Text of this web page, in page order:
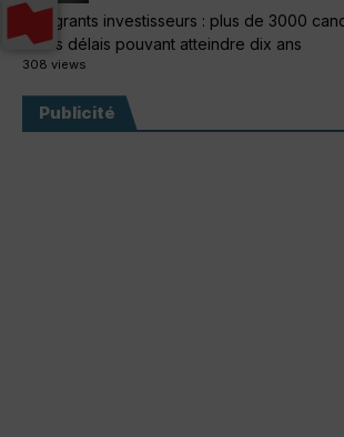
Immigrants investisseurs : plus de 3000
à des délais pouvant atteindre dix ans
308 views
Publicité